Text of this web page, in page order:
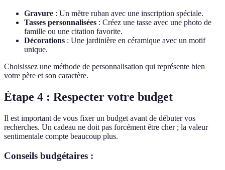
Gravure : Un mètre ruban avec une inscription spéciale.
Tasses personnalisées : Créez une tasse avec une photo de
famille ou une citation favorite.
Décorations : Une jardinière en céramique avec un motif
unique.
Choisissez une méthode de personnalisation qui représente bien
votre père et son caractère.
Étape 4 : Respecter votre budget
Il est important de vous fixer un budget avant de débuter vos
recherches. Un cadeau ne doit pas forcément être cher ; la valeur
sentimentale compte beaucoup plus.
Conseils budgétaires :